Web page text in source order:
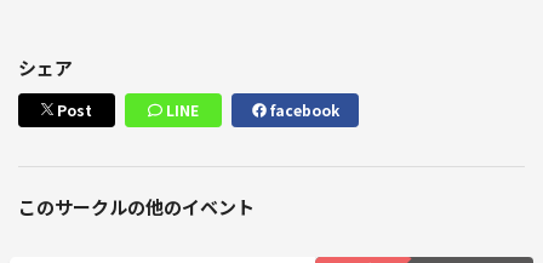
シェア
Post LINE facebook
このサークルの他のイベント